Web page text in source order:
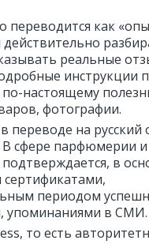
переводится как
реальные
инструкции
настоящему
фотографии.
переводе на русский
В сфере парфюмерии
подтверждается, в
периодом
упоминаниями в СМИ.
то есть